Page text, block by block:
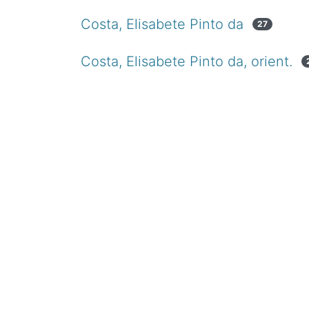
Costa, Elisabete Pinto da 27
Costa, Elisabete Pinto da, orient.